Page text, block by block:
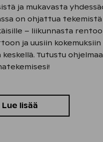
ja mukavasta
on ohjattua tekemistä
– liikunnasta
ja uusiin kokemuksiin
keskellä. Tutustu
Lue lisää